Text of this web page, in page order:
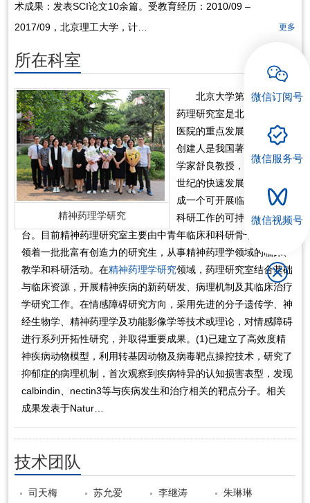
术成果：发表SCI论文10余篇。受教育经历：2010/09 –
2017/09，北京理工大学，计…
更多
所在科室
精神药理学研究
北京大学第六医院精神
药理研究室是北京大学第六
医院的重点发展科室之一。
创建人是我国著名精神药理
学家舒良教授，经过近半个
世纪的快速发展，已经搭建
成一个可开展临床、教学和
科研工作的可持续发展平
台。目前精神药理研究室主要由中青年临床和科研骨干组成，带
领着一批批富有创造力的研究生，从事精神药理学领域的临床、
教学和科研活动。在精神药理学研究领域，药理研究室结合基础
与临床资源，开展精神疾病的新药研发、病理机制及其临床治疗
学研究工作。在情感障碍研究方向，采用先进的分子遗传学、神
经生物学、精神药理学及功能影像学等技术或理论，对情感障碍
进行系列开拓性研究，并取得重要成果。(1)已建立了高效度精
神疾病动物模型，利用转基因动物及病毒靶点操控技术，研究了
抑郁症的病理机制，首次观察到疾病特异的认知损害表型，发现
calbindin、nectin3等与疾病发生和治疗相关的靶点分子。相关
成果发表于Natur…
技术团队
司天梅 苏允爱 李继涛 朱琳琳
微信订阅号
微信服务号
微信视频号